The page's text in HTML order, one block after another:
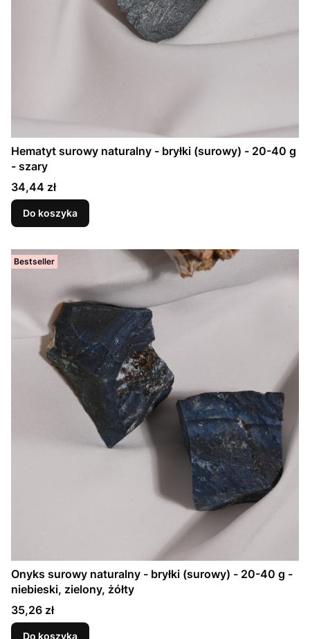
Hematyt surowy naturalny - bryłki (surowy) - 20-40 g
- szary
Cena
34,44 zł
Do koszyka
Bestseller
Onyks surowy naturalny - bryłki (surowy) - 20-40 g -
niebieski, zielony, żółty
Cena
35,26 zł
Do koszyka